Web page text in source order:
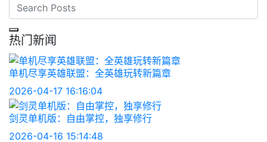
热门新闻
单机尽享英雄联盟：全英雄玩转新篇章
2026-04-17 16:16:04
剑灵单机版：自由掌控，独享修行
2026-04-16 15:14:48